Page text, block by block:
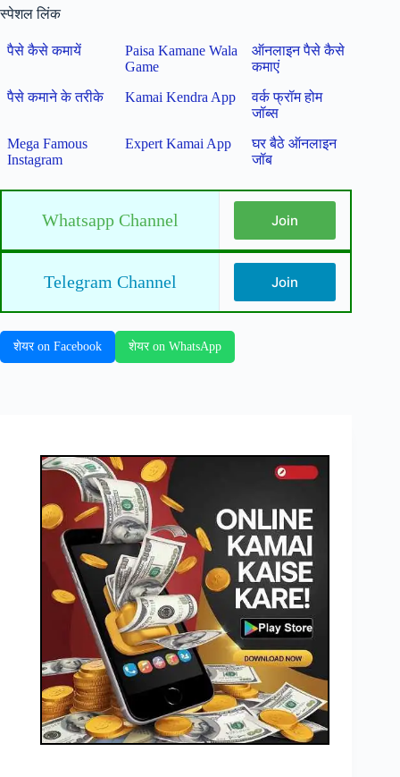
स्पेशल लिंक
पैसे कैसे कमायें
Paisa Kamane Wala
Game
ऑनलाइन पैसे कैसे
कमाएं
पैसे कमाने के तरीके
Kamai Kendra App
वर्क फ्रॉम होम
जॉब्स
Mega Famous
Instagram
Expert Kamai App
घर बैठे ऑनलाइन
जॉब
Whatsapp Channel Join
Telegram Channel Join
शेयर on Facebook शेयर on WhatsApp